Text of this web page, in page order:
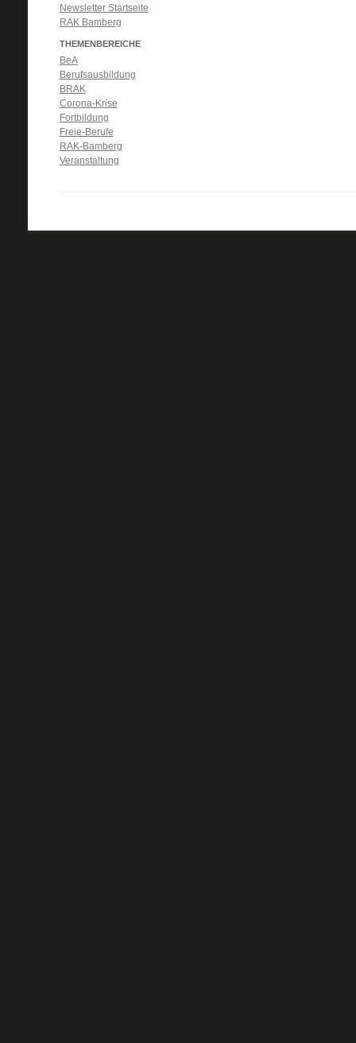
Newsletter Startseite
RAK Bamberg
THEMENBEREICHE
BeA
Berufsausbildung
BRAK
Corona-Krise
Fortbildung
Freie-Berufe
RAK-Bamberg
Veranstaltung